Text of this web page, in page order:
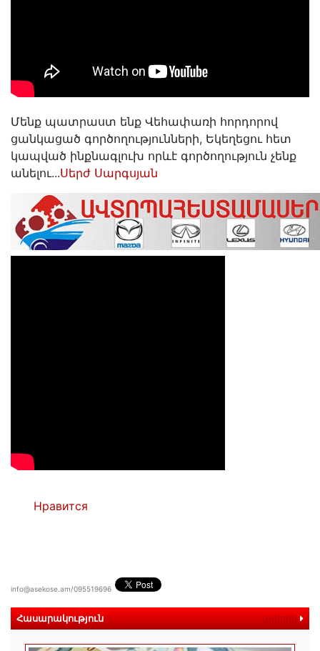
Մենք պատրաստ ենք Վեհափառի հորդորով
ցանկացած գործողությունների, Եկեղեցու հետ
կապված ինքնագլուխ որևէ գործողություն չենք
անելու...Սերժ Սարգսյան
Нравится
info@asekose.am/095519696
Հասարակություն ավելին